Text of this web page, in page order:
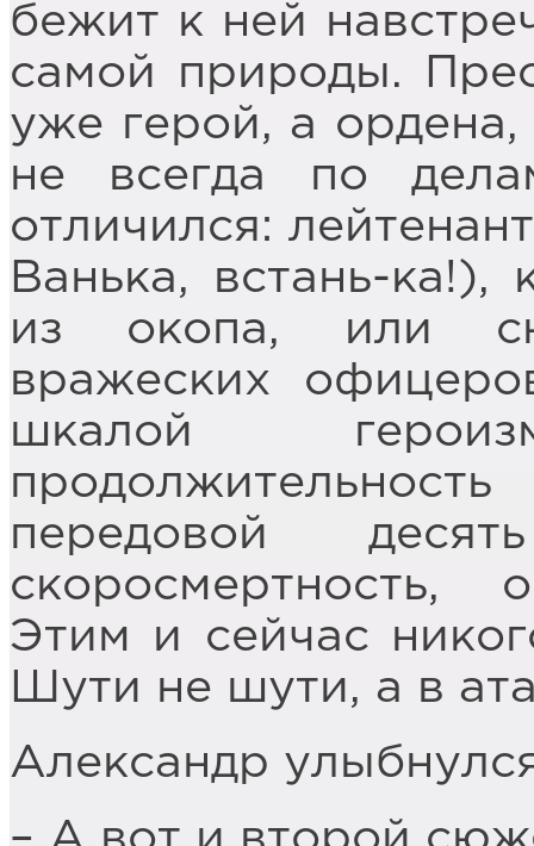
бежит к ней
самой природы.
уже герой, а
не всегда по
отличился:
Ванька, встань-ка!),
из окопа, или
вражеских
шкалой
передовой
скоросмертность,
Этим и сейчас
Шути не шути, а в
Александр